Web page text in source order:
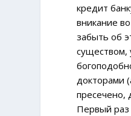
кредит
вникание
забыть об
существом,
докторами
пресечено,
Первый раз